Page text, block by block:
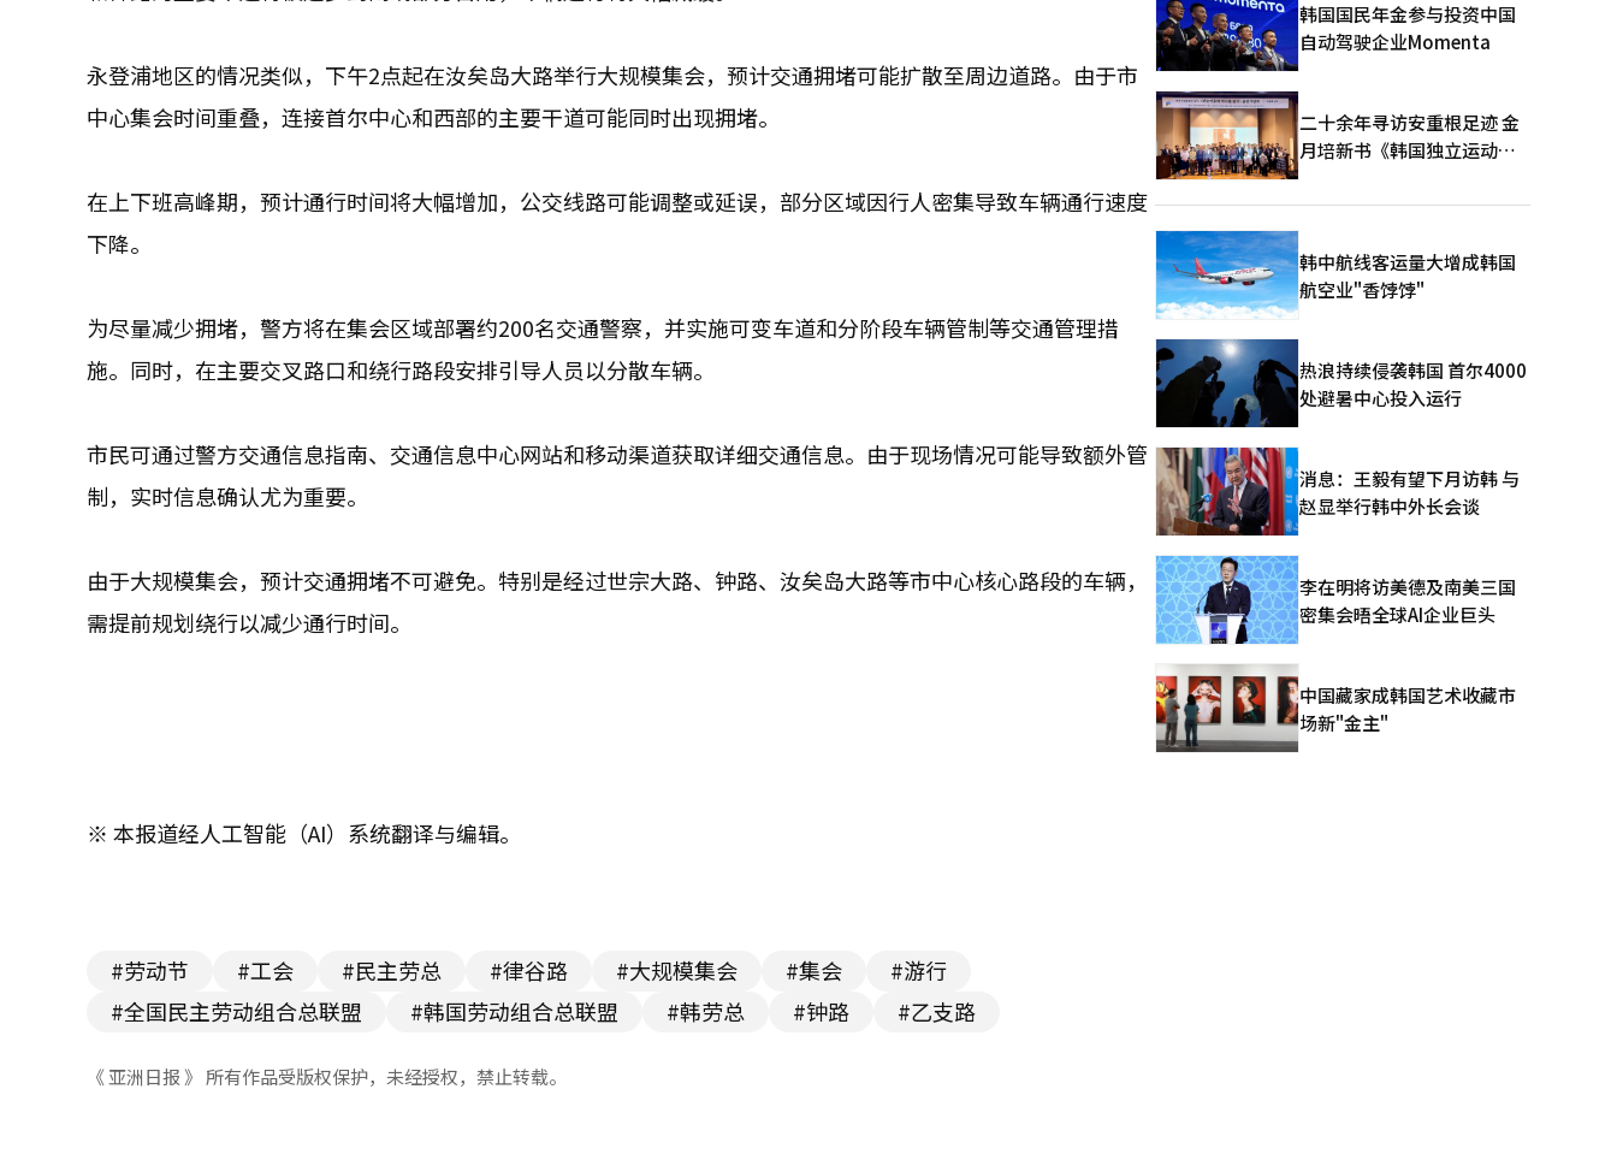
永登浦地区的情况类似，下午2点起在汝矣岛大路举行大规模集会，预计交通拥堵可能扩散至周边道路。由于市
中心集会时间重叠，连接首尔中心和西部的主要干道可能同时出现拥堵。
在上下班高峰期，预计通行时间将大幅增加，公交线路可能调整或延误，部分区域因行人密集导致车辆通行速度
下降。
为尽量减少拥堵，警方将在集会区域部署约200名交通警察，并实施可变车道和分阶段车辆管制等交通管理措
施。同时，在主要交叉路口和绕行路段安排引导人员以分散车辆。
市民可通过警方交通信息指南、交通信息中心网站和移动渠道获取详细交通信息。由于现场情况可能导致额外管
制，实时信息确认尤为重要。
由于大规模集会，预计交通拥堵不可避免。特别是经过世宗大路、钟路、汝矣岛大路等市中心核心路段的车辆，
需提前规划绕行以减少通行时间。
※ 本报道经人工智能（AI）系统翻译与编辑。
#劳动节 #工会 #民主劳总 #律谷路 #大规模集会 #集会
#游行
#全国民主劳动组合总联盟
#韩国劳动组合总联盟 #韩劳总 #钟路 #乙支路
《 亚洲日报 》 所有作品受版权保护，未经授权，禁止转载。
韩国国民年金参与投资中国
自动驾驶企业Momenta
二十余年寻访安重根足迹 金
月培新书《韩国独立运动圣
版
韩中航线客运量大增成韩国
航空业"香饽饽"
热浪持续侵袭韩国 首尔4000
处避暑中心投入运行
消息：王毅有望下月访韩 与
赵显举行韩中外长会谈
李在明将访美德及南美三国
密集会晤全球AI企业巨头
中国藏家成韩国艺术收藏市
场新"金主"